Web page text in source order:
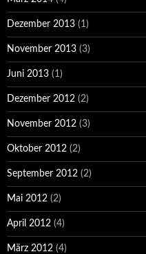
Dezember 2013 (1)
November 2013 (3)
Juni 2013 (1)
Dezember 2012 (2)
November 2012 (3)
Oktober 2012 (2)
September 2012 (2)
Mai 2012 (2)
April 2012 (4)
März 2012 (4)